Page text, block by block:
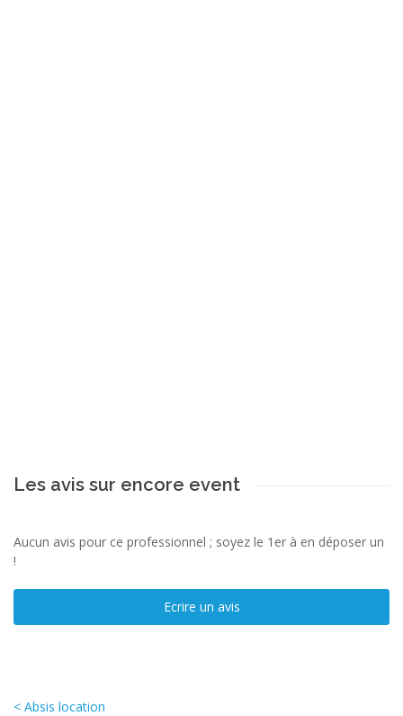
Les avis sur encore event
Aucun avis pour ce professionnel ; soyez le 1er à en déposer un
!
Ecrire un avis
< Absis location